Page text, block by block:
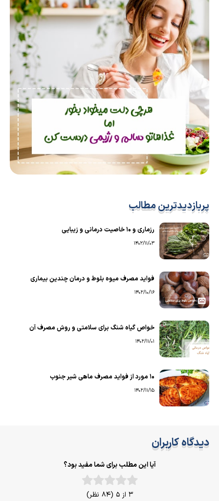
پربازدیدترین مطالب
رزماری و ۱۰ خاصیت درمانی و زیبایی
1402/11/03
فواید مصرف میوه بلوط و درمان چندین بیماری
1402/10/16
خواص گیاه شنگ برای سلامتی و روش مصرف آن
1402/11/01
۱۰ مورد از فواید مصرف ماهی شیر جنوب
1402/11/15
دیدگاه کاربران
آیا این مطلب برای شما مفید بود؟
3 از 5 (84 نظر)